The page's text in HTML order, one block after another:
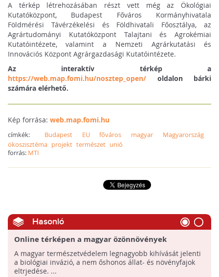
A térkép létrehozásában részt vett még az Ökológiai
Kutatóközpont, Budapest Főváros Kormányhivatala
Földmérési Távérzékelési és Földhivatali Főosztálya, az
Agrártudományi Kutatóközpont Talajtani és Agrokémiai
Kutatóintézete, valamint a Nemzeti Agrárkutatási és
Innovációs Központ Agrárgazdasági Kutatóintézete.
Az interaktív térkép a
https://web.map.fomi.hu/nosztep_open/oldalon bárki
számára elérhető.
Kép forrása: web.map.fomi.hu
címkék: Budapest EU főváros magyar
Magyarország
ökoszisztéma projekt természet unió
forrás: MTI
Hasonló
Online térképen a magyar özönnövények
A magyar természetvédelem legnagyobb kihívását jelenti
a biológiai invázió, a nem őshonos állat- és növényfajok
eltrjedése. ...